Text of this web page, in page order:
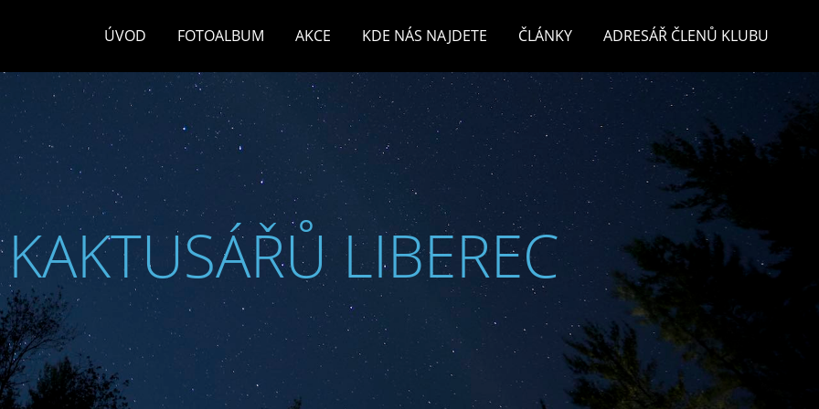
ÚVOD FOTOALBUM AKCE KDE NÁS NAJDETE ČLÁNKY ADRESÁŘ ČLENŮ KLUBU
LIBEREC